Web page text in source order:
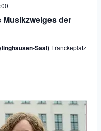
der
Saal) Franckeplatz